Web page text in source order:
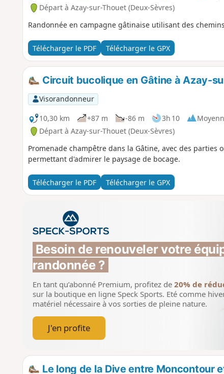
Départ à Azay-sur-Thouet (Deux-Sèvres)
Randonnée en campagne gâtinaise utilisant des
Télécharger le PDF Télécharger le GPX
Circuit bucolique en Gâtine à Azay-
Visorandonneur
10,30 km
+87 m -86 m 3h 10
Départ à Azay-sur-Thouet (Deux-Sèvres)
Promenade champêtre dans la Gâtine, avec des
permettant d'admirer le paysage de bocage.
Télécharger le PDF Télécharger le GPX
Besoin de renouveler votre
randonnée ?
En tant qu’abonné Premium, profitez de 20% de
sur la boutique en ligne Speck Sports. Eté comme
matériel nécessaire à vos sorties de pleine nature.
J'en profite
Le long de la Dive entre Moncontour